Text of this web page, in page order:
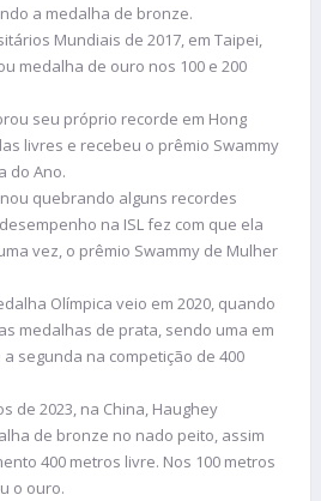
a medalha de bronze.
Mundiais de 2017, em Taipei,
medalha de ouro nos 100 e 200
seu próprio recorde em Hong
livres e recebeu o prêmio Swammy
do Ano.
quebrando alguns recordes
na ISL fez com que ela
vez, o prêmio Swammy de Mulher
Olímpica veio em 2020, quando
medalhas de prata, sendo uma em
segunda na competição de 400
de 2023, na China, Haughey
de bronze no nado peito, assim
400 metros livre. Nos 100 metros
o ouro.